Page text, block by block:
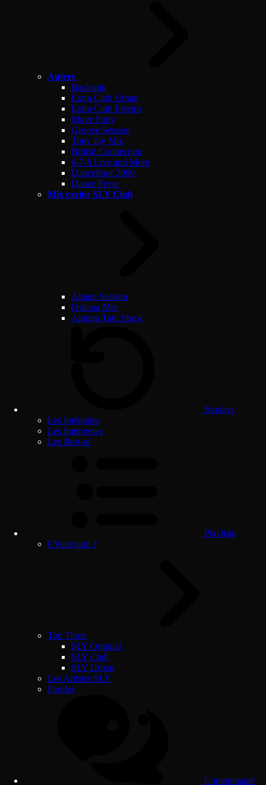
Autres
Backspin
Extra Club Urban
Extra Club Electro
Move Party
Groove Session
Tony Jay Mix
British Connection
6-7-8 Live and More
Dancefloor 2000
Dance Fever
Mix exclus SLY Club
Atiano Session
Oskana Mix
Andrea Tutti Show
Replays
Les Intégrales
Les Interviews
Les Best-of
Playlists
C'était quoi ?
Top Titres
SLY Original
SLY Club
SLY Urban
Les Artistes SLY
Paroles
Communauté